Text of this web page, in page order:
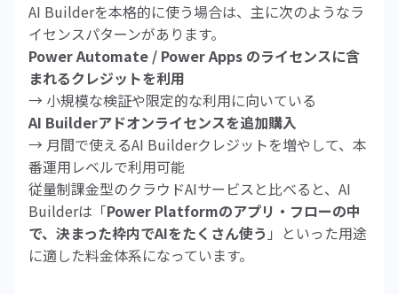
AI Builderを本格的に使う場合は、主に次のようなラ
イセンスパターンがあります。
Power Automate / Power Apps のライセンスに含
まれるクレジットを利用
→ 小規模な検証や限定的な利用に向いている
AI Builderアドオンライセンスを追加購入
→ 月間で使えるAI Builderクレジットを増やして、本
番運用レベルで利用可能
従量制課金型のクラウドAIサービスと比べると、AI
Builderは「Power Platformのアプリ・フローの中
で、決まった枠内でAIをたくさん使う 」といった用途
に適した料金体系になっています。